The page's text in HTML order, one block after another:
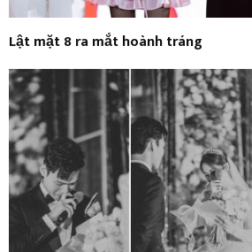
Lật mặt 8 ra mắt hoành tráng